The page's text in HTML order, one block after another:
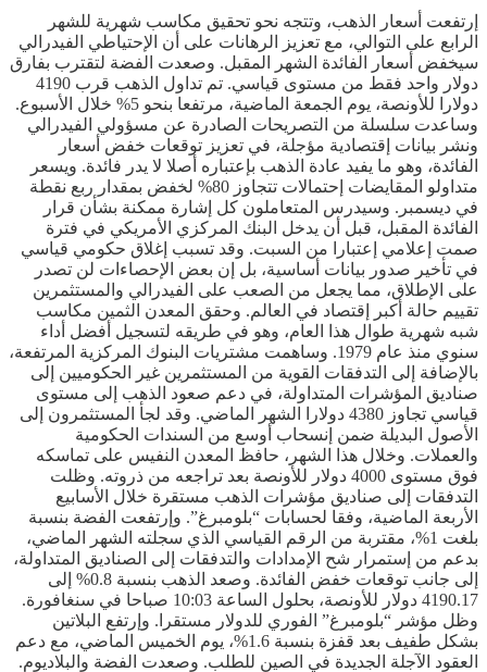
إرتفعت أسعار الذهب، وتتجه نحو تحقيق مكاسب شهرية للشهر
الرابع على التوالي، مع تعزيز الرهانات على أن الإحتياطي الفيدرالي
سيخفض أسعار الفائدة الشهر المقبل. وصعدت الفضة لتقترب بفارق
دولار واحد فقط من مستوى قياسي. تم تداول الذهب قرب 4190
دولارا للأونصة، يوم الجمعة الماضية، مرتفعا بنحو 5% خلال الأسبوع.
وساعدت سلسلة من التصريحات الصادرة عن مسؤولي الفيدرالي
ونشر بيانات إقتصادية مؤجلة، في تعزيز توقعات خفض أسعار
الفائدة، وهو ما يفيد عادة الذهب بإعتباره أصلا لا يدر فائدة. ويسعر
متداولو المقايضات إحتمالات تتجاوز 80% لخفض بمقدار ربع نقطة
في ديسمبر. وسيدرس المتعاملون كل إشارة ممكنة بشأن قرار
الفائدة المقبل، قبل أن يدخل البنك المركزي الأمريكي في فترة
صمت إعلامي إعتبارا من السبت. وقد تسبب إغلاق حكومي قياسي
في تأخير صدور بيانات أساسية، بل إن بعض الإحصاءات لن تصدر
على الإطلاق، مما يجعل من الصعب على الفيدرالي والمستثمرين
تقييم حالة أكبر إقتصاد في العالم. وحقق المعدن الثمين مكاسب
شبه شهرية طوال هذا العام، وهو في طريقه لتسجيل أفضل أداء
سنوي منذ عام 1979. وساهمت مشتريات البنوك المركزية المرتفعة،
بالإضافة إلى التدفقات القوية من المستثمرين غير الحكوميين إلى
صناديق المؤشرات المتداولة، في دعم صعود الذهب إلى مستوى
قياسي تجاوز 4380 دولارا الشهر الماضي. وقد لجأ المستثمرون إلى
الأصول البديلة ضمن إنسحاب أوسع من السندات الحكومية
والعملات. وخلال هذا الشهر، حافظ المعدن النفيس على تماسكه
فوق مستوى 4000 دولار للأونصة بعد تراجعه من ذروته. وظلت
التدفقات إلى صناديق مؤشرات الذهب مستقرة خلال الأسابيع
الأربعة الماضية، وفقا لحسابات “بلومبرغ”. وإرتفعت الفضة بنسبة
بلغت 1%، مقتربة من الرقم القياسي الذي سجلته الشهر الماضي،
بدعم من إستمرار شح الإمدادات والتدفقات إلى الصناديق المتداولة،
إلى جانب توقعات خفض الفائدة. وصعد الذهب بنسبة 0.8% إلى
4190.17 دولار للأونصة، بحلول الساعة 10:03 صباحا في سنغافورة.
وظل مؤشر “بلومبرغ” الفوري للدولار مستقرا. وإرتفع البلاتين
بشكل طفيف بعد قفزة بنسبة 1.6%، يوم الخميس الماضي، مع دعم
العقود الآجلة الجديدة في الصين للطلب. وصعدت الفضة والبلاديوم.